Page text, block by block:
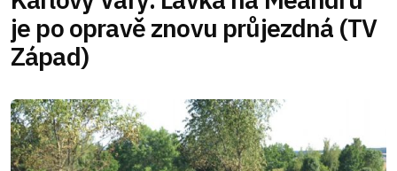
je po opravě znovu průjezdná (TV
Západ)